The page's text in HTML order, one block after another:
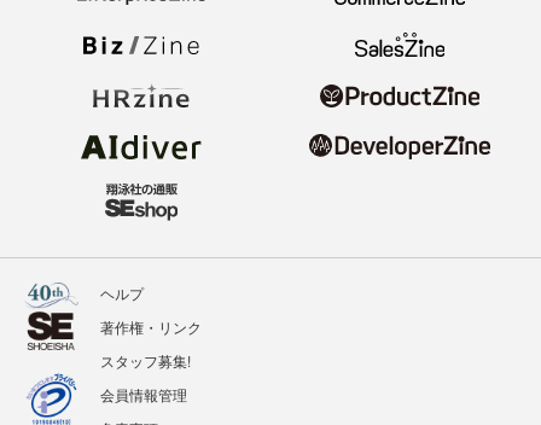
ヘルプ
著作権・リンク
スタッフ募集!
会員情報管理